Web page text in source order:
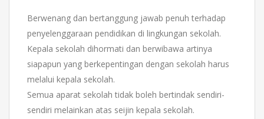
Berwenang dan bertanggung jawab penuh terhadap
penyelenggaraan pendidikan di lingkungan sekolah.
Kepala sekolah dihormati dan berwibawa artinya
siapapun yang berkepentingan dengan sekolah harus
melalui kepala sekolah.
Semua aparat sekolah tidak boleh bertindak sendiri-
sendiri melainkan atas seijin kepala sekolah.